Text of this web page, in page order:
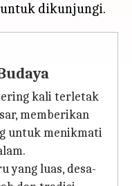
kali terletak
memberikan
untuk menikmati
yang luas, desa-